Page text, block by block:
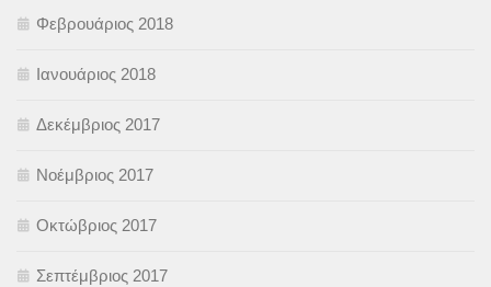
Φεβρουάριος 2018
Ιανουάριος 2018
Δεκέμβριος 2017
Νοέμβριος 2017
Οκτώβριος 2017
Σεπτέμβριος 2017